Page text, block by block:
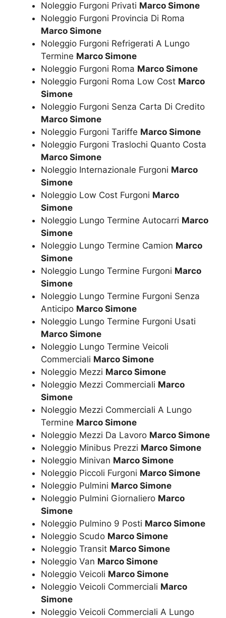
Noleggio Furgoni Privati Marco Simone
Noleggio Furgoni Provincia Di Roma
Marco Simone
Noleggio Furgoni Refrigerati A Lungo
Termine Marco Simone
Noleggio Furgoni Roma Marco Simone
Noleggio Furgoni Roma Low Cost Marco
Simone
Noleggio Furgoni Senza Carta Di Credito
Marco Simone
Noleggio Furgoni Tariffe Marco Simone
Noleggio Furgoni Traslochi Quanto Costa
Marco Simone
Noleggio Internazionale Furgoni Marco
Simone
Noleggio Low Cost Furgoni Marco
Simone
Noleggio Lungo Termine Autocarri Marco
Simone
Noleggio Lungo Termine Camion Marco
Simone
Noleggio Lungo Termine Furgoni Marco
Simone
Noleggio Lungo Termine Furgoni Senza
Anticipo Marco Simone
Noleggio Lungo Termine Furgoni Usati
Marco Simone
Noleggio Lungo Termine Veicoli
Commerciali Marco Simone
Noleggio Mezzi Marco Simone
Noleggio Mezzi Commerciali Marco
Simone
Noleggio Mezzi Commerciali A Lungo
Termine Marco Simone
Noleggio Mezzi Da Lavoro Marco Simone
Noleggio Minibus Prezzi Marco Simone
Noleggio Minivan Marco Simone
Noleggio Piccoli Furgoni Marco Simone
Noleggio Pulmini Marco Simone
Noleggio Pulmini Giornaliero Marco
Simone
Noleggio Pulmino 9 Posti Marco Simone
Noleggio Scudo Marco Simone
Noleggio Transit Marco Simone
Noleggio Van Marco Simone
Noleggio Veicoli Marco Simone
Noleggio Veicoli Commerciali Marco
Simone
Noleggio Veicoli Commerciali A Lungo